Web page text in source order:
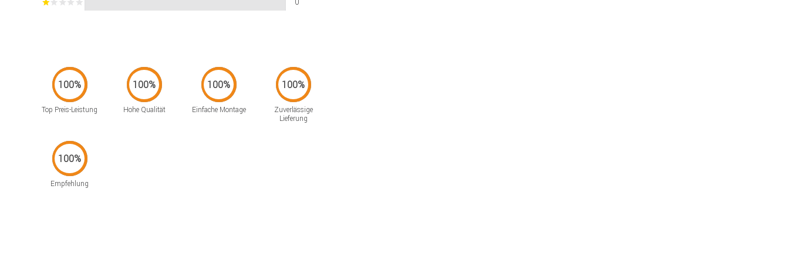
Top Preis-Leistung Hohe Qualität Einfache Montage
Zuverlässige
Lieferung
Empfehlung